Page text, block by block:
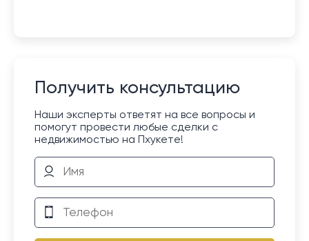
Получить консультацию
Наши эксперты ответят на все вопросы и
помогут провести любые сделки с
недвижимостью на Пхукете!